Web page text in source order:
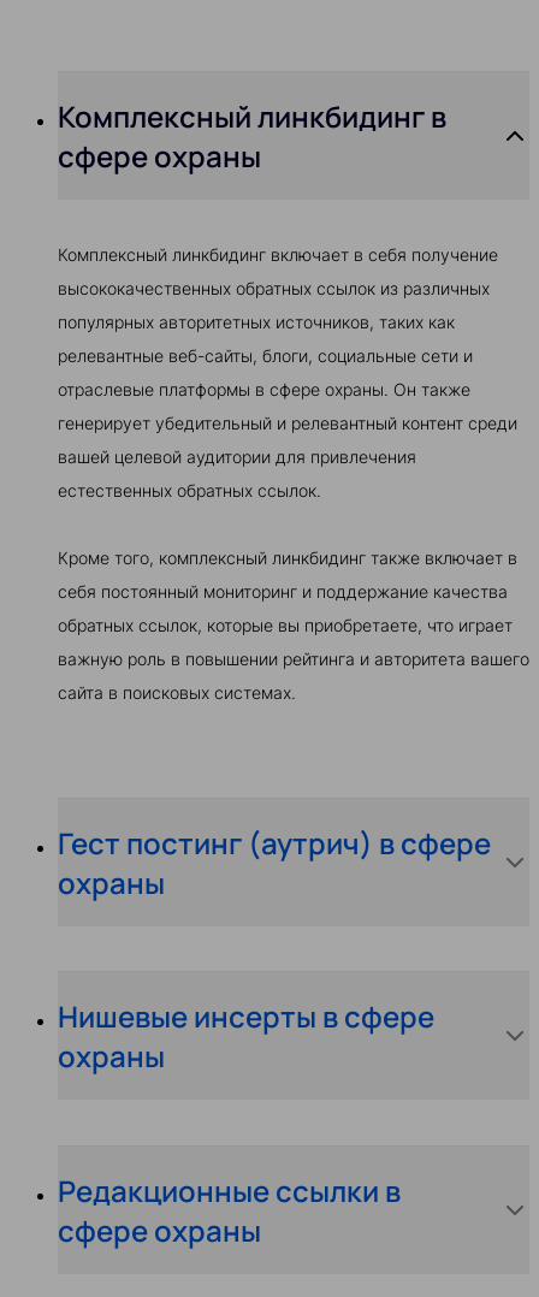
Комплексный линкбидинг в
сфере охраны
Комплексный линкбидинг включает в себя получение
высококачественных обратных ссылок из различных
популярных авторитетных источников, таких как
релевантные веб-сайты, блоги, социальные сети и
отраслевые платформы в сфере охраны. Он также
генерирует убедительный и релевантный контент среди
вашей целевой аудитории для привлечения
естественных обратных ссылок.
Кроме того, комплексный линкбидинг также включает в
себя постоянный мониторинг и поддержание качества
обратных ссылок, которые вы приобретаете, что играет
важную роль в повышении рейтинга и авторитета вашего
сайта в поисковых системах.
Гест постинг (аутрич) в сфере
охраны
Нишевые инсерты в сфере
охраны
Редакционные ссылки в
сфере охраны